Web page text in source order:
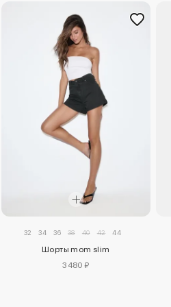
32 34 36 38 40 42 44
Шорты mom slim
3480 ₽